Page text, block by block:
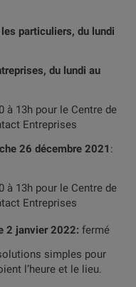
particuliers, du lundi
du lundi au
à 13h pour le Centre de
Entreprises
26 décembre 2021 :
à 13h pour le Centre de
Entreprises
2 janvier 2022: fermé
simples pour
l’heure et le lieu.